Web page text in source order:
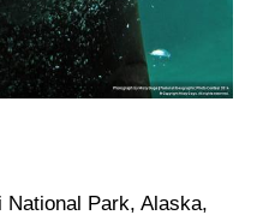
Park, Alaska,